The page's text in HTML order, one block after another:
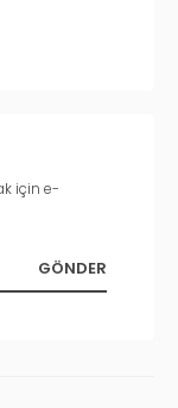
için e-